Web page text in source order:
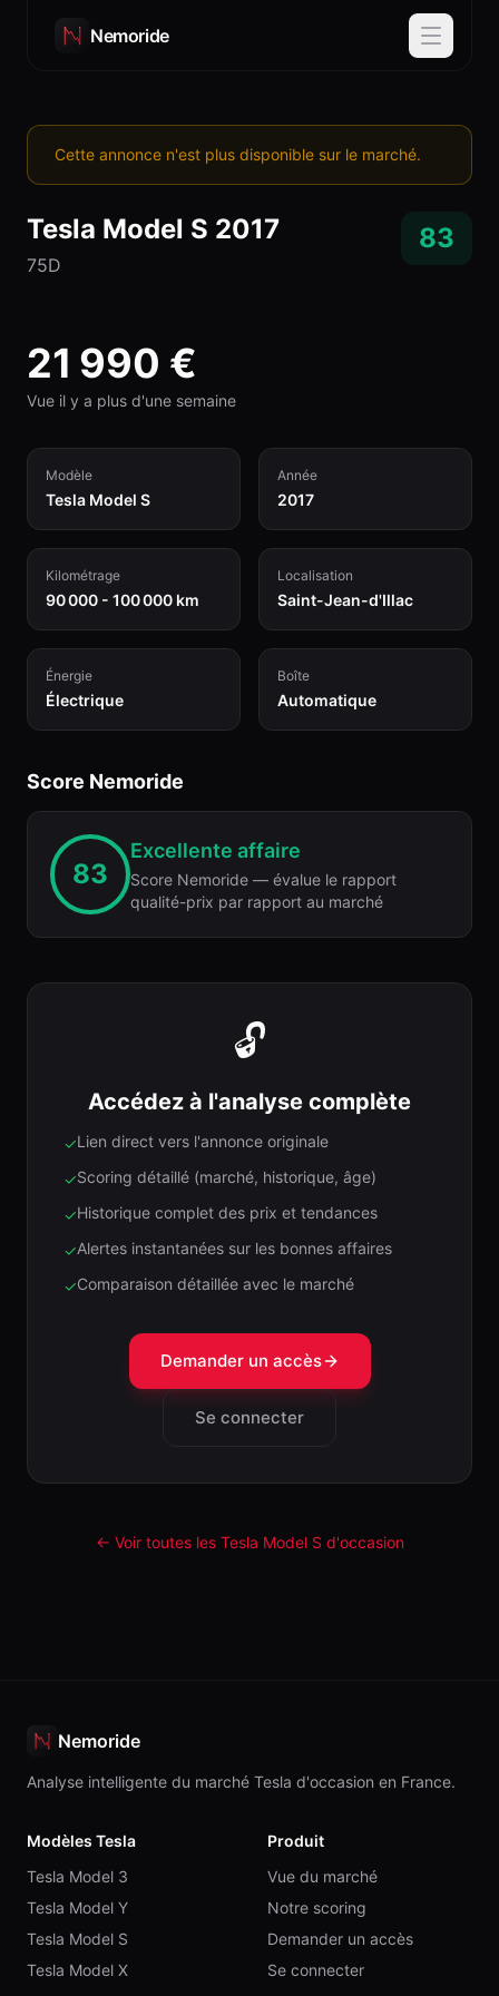
Nemoride
Cette annonce n'est plus disponible sur le marché.
Tesla Model S 2017
75D
83
21 990 €
Vue il y a plus d'une semaine
Modèle
Tesla Model S
Année
2017
Kilométrage
90 000 - 100 000 km
Localisation
Saint-Jean-d'Illac
Énergie
Électrique
Boîte
Automatique
Score Nemoride
83
Excellente affaire
Score Nemoride — évalue le rapport
qualité-prix par rapport au marché
🔓
Accédez à l'analyse complète
✓Lien direct vers l'annonce originale
✓Scoring détaillé (marché, historique, âge)
✓Historique complet des prix et tendances
✓Alertes instantanées sur les bonnes affaires
✓Comparaison détaillée avec le marché
Demander un accès
Se connecter
← Voir toutes les Tesla Model S d'occasion
Nemoride
Analyse intelligente du marché Tesla d'occasion en France.
Modèles Tesla
Tesla Model 3
Tesla Model Y
Tesla Model S
Tesla Model X
Produit
Vue du marché
Notre scoring
Demander un accès
Se connecter